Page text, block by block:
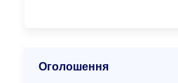
Оголошення